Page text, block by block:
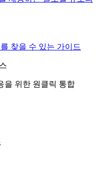
찾을 수 있는 가이드
을 위한 원클릭 통합